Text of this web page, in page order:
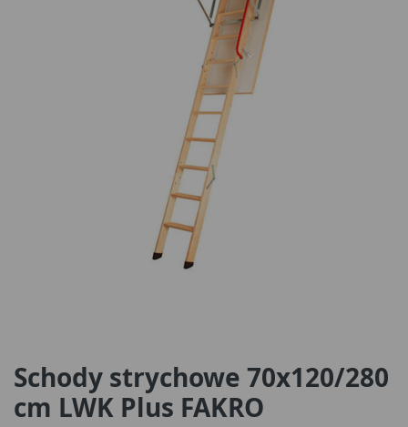
Schody strychowe 70x120/280
cm LWK Plus FAKRO